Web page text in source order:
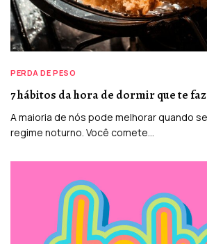
PERDA DE PESO
7 hábitos da hora de dormir que te
A maioria de nós pode melhorar quando
regime noturno. Você comete…